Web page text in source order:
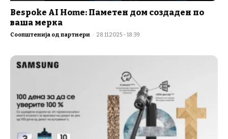
Bespoke AI Home: Паметен дом создаден по
ваша мерка
Соопштенија од партнери - 28.11.2025 - 18:39